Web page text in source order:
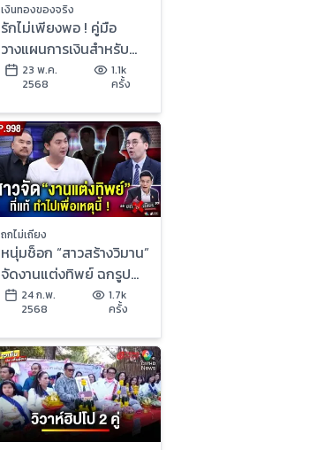
เงินทองของจริง
รักไม่เพียงพอ ! คู่มือ
วางแผนการเงินสำหรับ
การแต่งงานที่ใช้งานได้
จริง | เงินทองของจริง
23 พ.ค.
2568
1.1k
ครั้ง
ถกไม่เถียง
หนุ่มช็อก “สาวสร้างวิมาน”
จัดงานแต่งทิพย์ ฉกรูป
“เจ้าบ่าวมโน” ทั้งที่ ไม่มี
งานจริง !
24 ก.พ.
2568
1.7k
ครั้ง